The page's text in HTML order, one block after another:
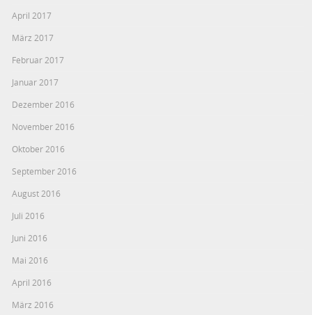
April 2017
März 2017
Februar 2017
Januar 2017
Dezember 2016
November 2016
Oktober 2016
September 2016
August 2016
Juli 2016
Juni 2016
Mai 2016
April 2016
März 2016